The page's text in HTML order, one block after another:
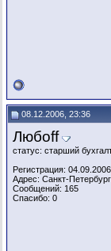
08.12.2006, 23:36
Любoff
статус: старший
Регистрация: 04.09.2006
Адрес: Санкт-Петербург
Сообщений: 165
Спасибо: 0